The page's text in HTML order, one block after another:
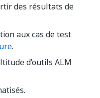
des résultats de
aux cas de test
.
d’outils ALM